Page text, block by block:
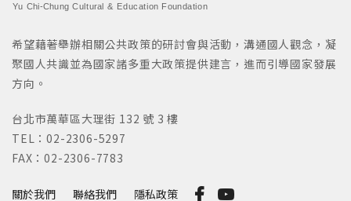
Yu Chi-Chung Cultural & Education Foundation
關於我們 聯絡我們 隱私政策
希望藉著舉辦相關公共政策的研討會與活動，溝通國人觀念，凝
聚國人共識並為國家諸多重大政策提供建言，進而引導國家發展
方向。
台北市萬華區大理街 132 號 3 樓
TEL：02-2306-5297
FAX：02-2306-7783